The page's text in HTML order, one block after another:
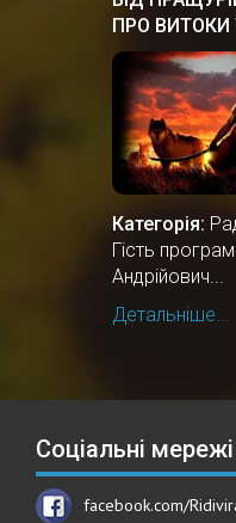
ПРО ВИТОКИ
Категорія:
Гість
Андрійович...
Детальніше...
Соціальні мережі
facebook.com/